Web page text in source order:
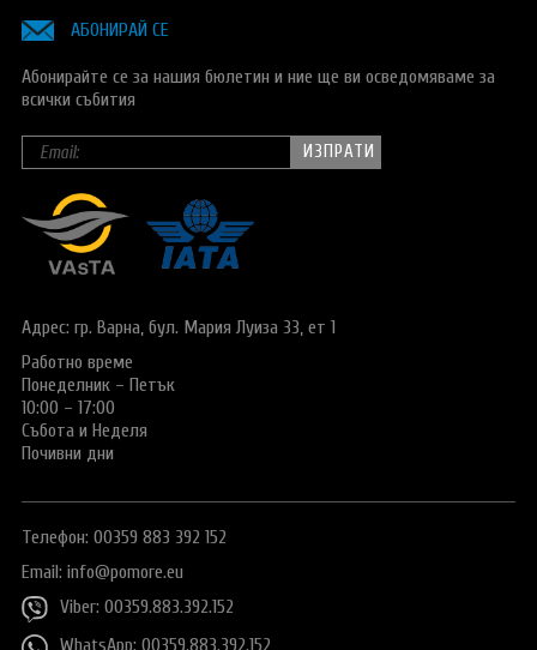
АБОНИРАЙ СЕ
Абонирайте се за нашия бюлетин и ние ще ви осведомяваме за
всички събития
Адрес: гр. Варна, бул. Мария Луиза 33, ет 1
Работно време
Понеделник – Петък
10:00 – 17:00
Събота и Неделя
Почивни дни
Телефон: 00359 883 392 152
Email: info@pomore.eu
Viber: 00359.883.392.152
WhatsApp: 00359.883.392.152